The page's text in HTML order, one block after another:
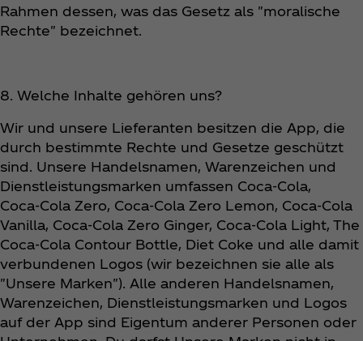
Rahmen dessen, was das Gesetz als "moralische
Rechte" bezeichnet.
8. Welche Inhalte gehören uns?
Wir und unsere Lieferanten besitzen die App, die
durch bestimmte Rechte und Gesetze geschützt
sind. Unsere Handelsnamen, Warenzeichen und
Dienstleistungsmarken umfassen Coca‑Cola,
Coca‑Cola Zero, Coca‑Cola Zero Lemon, Coca‑Cola
Vanilla, Coca‑Cola Zero Ginger, Coca‑Cola Light, The
Coca‑Cola Contour Bottle, Diet Coke und alle damit
verbundenen Logos (wir bezeichnen sie alle als
"Unsere Marken"). Alle anderen Handelsnamen,
Warenzeichen, Dienstleistungsmarken und Logos
auf der App sind Eigentum anderer Personen oder